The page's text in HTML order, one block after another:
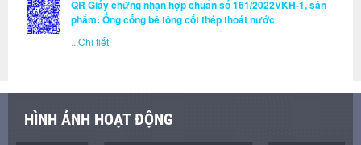
QR Giấy chứng nhận hợp chuẩn số 161/2022VKH-1, sản
phẩm: Ống cống bê tông cốt thép thoát nước
Chi tiết
HÌNH ẢNH HOẠT ĐỘNG